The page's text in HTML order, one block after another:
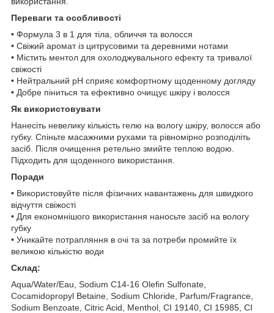
Переваги та особливості
• Формула 3 в 1 для тіла, обличчя та волосся
• Свіжий аромат із цитрусовими та деревними нотами
• Містить ментол для охолоджувального ефекту та тривалої
свіжості
• Нейтральний pH сприяє комфортному щоденному догляду
• Добре піниться та ефективно очищує шкіру і волосся
Як використовувати
Нанесіть невелику кількість гелю на вологу шкіру, волосся або
губку. Спіньте масажними рухами та рівномірно розподіліть
засіб. Після очищення ретельно змийте теплою водою.
Підходить для щоденного використання.
Поради
• Використовуйте після фізичних навантажень для швидкого
відчуття свіжості
• Для економнішого використання наносьте засіб на вологу
губку
• Уникайте потрапляння в очі та за потреби промийте їх
великою кількістю води
Склад:
Aqua/Water/Eau, Sodium C14-16 Olefin Sulfonate,
Cocamidopropyl Betaine, Sodium Chloride, Parfum/Fragrance,
Sodium Benzoate, Citric Acid, Menthol, CI 19140, CI 15985, CI